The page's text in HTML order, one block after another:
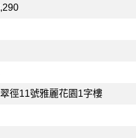
徑11號雅麗花園1字樓